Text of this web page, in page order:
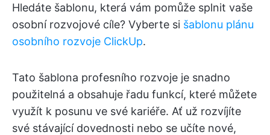
Hledáte šablonu, která vám pomůže splnit vaše
osobní rozvojové cíle? Vyberte si šablonu plánu
osobního rozvoje ClickUp.
Tato šablona profesního rozvoje je snadno
použitelná a obsahuje řadu funkcí, které můžete
využít k posunu ve své kariéře. Ať už rozvíjíte
své stávající dovednosti nebo se učíte nové,